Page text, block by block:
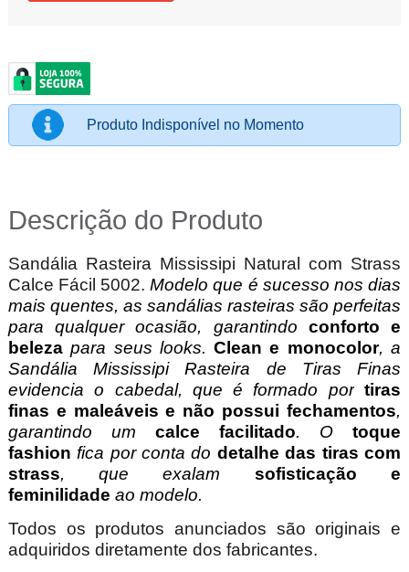
Produto Indisponível no Momento
Descrição do Produto
Sandália Rasteira Mississipi Natural com Strass
Calce Fácil 5002.Modelo que é sucesso nos dias
mais quentes, as sandálias rasteiras são perfeitas
para qualquer ocasião, garantindo conforto e
belezapara seus looks.Clean e monocolor, a
Sandália Mississipi Rasteira de Tiras Finas
evidencia o cabedal, que é formado portiras
finas e maleáveis e não possui fechamentos,
garantindo um calce facilitado. O toque
fashion fica por conta do detalhe das tiras com
strass, que exalam sofisticação e
feminilidade ao modelo.
Todos os produtos anunciados são originais e
adquiridos diretamente dos fabricantes.